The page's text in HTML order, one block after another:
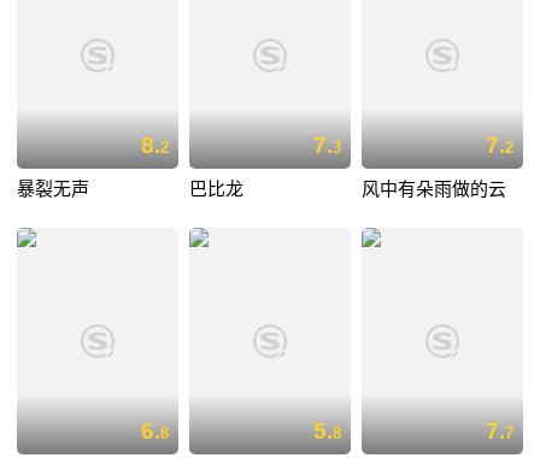
8.2
暴裂无声
7.3
巴比龙
7.2
风中有朵雨做的云
6.8 5.8 7.7